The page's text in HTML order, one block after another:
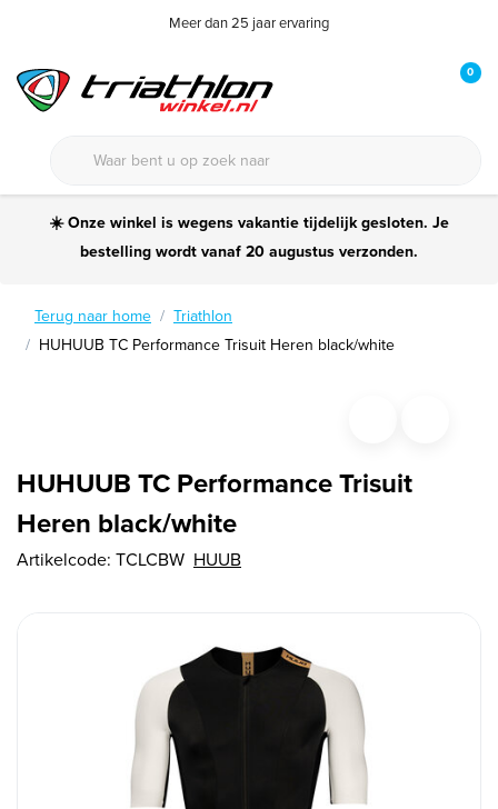
Meer dan 25 jaar ervaring
0
☀️ Onze winkel is wegens vakantie tijdelijk gesloten. Je
bestelling wordt vanaf 20 augustus verzonden.
Terug naar home
Triathlon
HUHUUB TC Performance Trisuit Heren black/white
HUHUUB TC Performance Trisuit
Heren black/white
Artikelcode: TCLCBW HUUB